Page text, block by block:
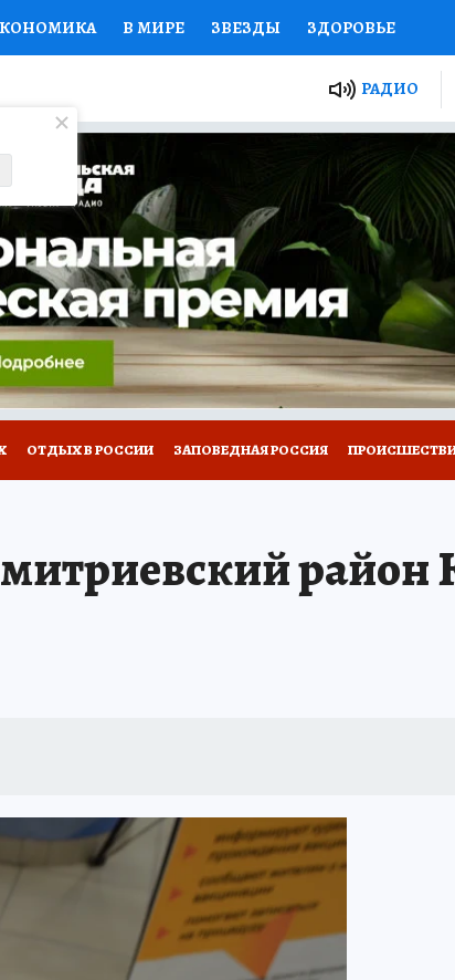
В МИРЕ ЗВЕЗДЫ ЗДОРОВЬЕ
НАЦИОНАЛЬНЫЕ ПРОЕКТЫ РОССИИ
ЗНАЮ СЕМЬЯ ЖЕНСКИЕ СЕКРЕТЫ
СПЕЦПРОЕКТЫ ДЕФИЦИТ ЖЕЛЕЗА ТУРИЗМ
РАБОТА У НАС ГИД ПОТРЕБИТЕЛЯ
РАДИО
ОТДЫХ В РОССИИ ЗАПОВЕДНАЯ РОССИЯ
район